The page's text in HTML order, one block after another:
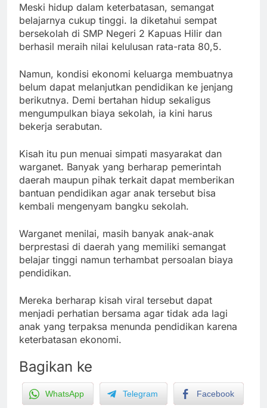
Meski hidup dalam keterbatasan, semangat
belajarnya cukup tinggi. Ia diketahui sempat
bersekolah di SMP Negeri 2 Kapuas Hilir dan
berhasil meraih nilai kelulusan rata-rata 80,5.
Namun, kondisi ekonomi keluarga membuatnya
belum dapat melanjutkan pendidikan ke jenjang
berikutnya. Demi bertahan hidup sekaligus
mengumpulkan biaya sekolah, ia kini harus
bekerja serabutan.
Kisah itu pun menuai simpati masyarakat dan
warganet. Banyak yang berharap pemerintah
daerah maupun pihak terkait dapat memberikan
bantuan pendidikan agar anak tersebut bisa
kembali mengenyam bangku sekolah.
Warganet menilai, masih banyak anak-anak
berprestasi di daerah yang memiliki semangat
belajar tinggi namun terhambat persoalan biaya
pendidikan.
Mereka berharap kisah viral tersebut dapat
menjadi perhatian bersama agar tidak ada lagi
anak yang terpaksa menunda pendidikan karena
keterbatasan ekonomi.
Bagikan ke
WhatsApp Telegram Facebook